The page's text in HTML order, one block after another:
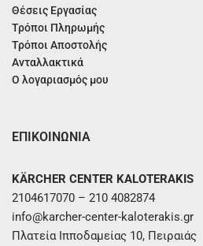
Θέσεις Εργασίας
Τρόποι Πληρωμής
Τρόποι Αποστολής
Ανταλλακτικά
Ο λογαριασμός μου
ΕΠΙΚΟΙΝΩΝΙΑ
KÄRCHER CENTER KALOTERAKIS
2104617070 – 210 4082874
info@karcher-center-kaloterakis.gr
Πλατεία Ιπποδαμείας 10, Πειραιάς